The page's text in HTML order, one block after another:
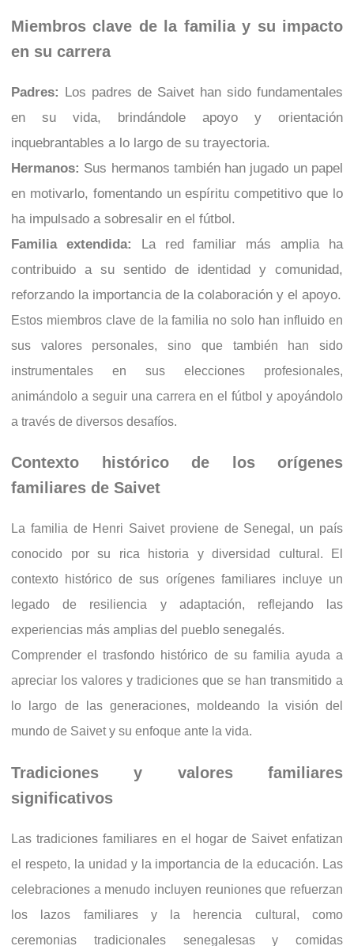
Miembros clave de la familia y su impacto
en su carrera
Padres: Los padres de Saivet han sido fundamentales
en su vida, brindándole apoyo y orientación
inquebrantables a lo largo de su trayectoria.
Hermanos: Sus hermanos también han jugado un papel
en motivarlo, fomentando un espíritu competitivo que lo
ha impulsado a sobresalir en el fútbol.
Familia extendida: La red familiar más amplia ha
contribuido a su sentido de identidad y comunidad,
reforzando la importancia de la colaboración y el apoyo.
Estos miembros clave de la familia no solo han influido en
sus valores personales, sino que también han sido
instrumentales en sus elecciones profesionales,
animándolo a seguir una carrera en el fútbol y apoyándolo
a través de diversos desafíos.
Contexto histórico de los orígenes
familiares de Saivet
La familia de Henri Saivet proviene de Senegal, un país
conocido por su rica historia y diversidad cultural. El
contexto histórico de sus orígenes familiares incluye un
legado de resiliencia y adaptación, reflejando las
experiencias más amplias del pueblo senegalés.
Comprender el trasfondo histórico de su familia ayuda a
apreciar los valores y tradiciones que se han transmitido a
lo largo de las generaciones, moldeando la visión del
mundo de Saivet y su enfoque ante la vida.
Tradiciones y valores familiares
significativos
Las tradiciones familiares en el hogar de Saivet enfatizan
el respeto, la unidad y la importancia de la educación. Las
celebraciones a menudo incluyen reuniones que refuerzan
los lazos familiares y la herencia cultural, como
ceremonias tradicionales senegalesas y comidas